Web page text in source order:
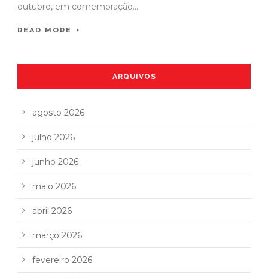
outubro, em comemoração...
READ MORE
ARQUIVOS
agosto 2026
julho 2026
junho 2026
maio 2026
abril 2026
março 2026
fevereiro 2026